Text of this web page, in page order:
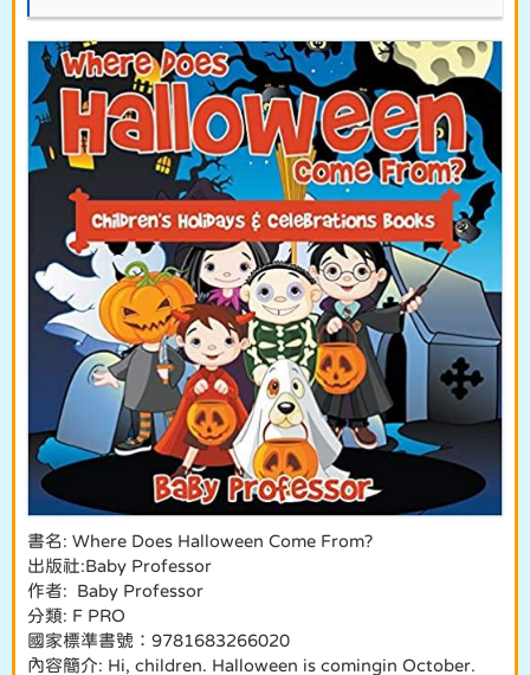
書名: Where Does Halloween Come From?
出版社:Baby Professor
作者: Baby Professor
分類: F PRO
國家標準書號：9781683266020
內容簡介: Hi, children. Halloween is comingin October.